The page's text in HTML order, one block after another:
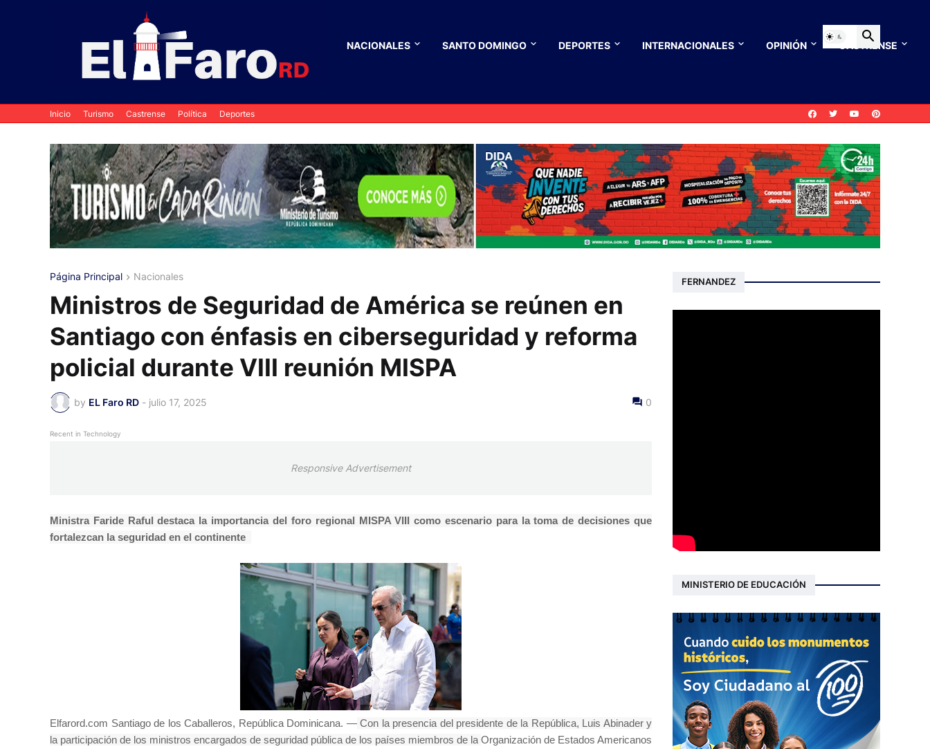
NACIONALES SANTO DOMINGO DEPORTES INTERNACIONALES OPINIÓN CASTRENSE
Inicio Turismo Castrense Política Deportes
Página Principal Nacionales
Ministros de Seguridad de América se reúnen en
Santiago con énfasis en ciberseguridad y reforma
policial durante VIII reunión MISPA
by EL Faro RD - julio 17, 2025 0
Recent in Technology
Responsive Advertisement
Ministra Faride Raful destaca la importancia del foro regional MISPA VIII como escenario para la toma de decisiones que
fortalezcan la seguridad en el continente
Elfarord.com Santiago de los Caballeros, República Dominicana. — Con la presencia del presidente de la República, Luis Abinader y
la participación de los ministros encargados de seguridad pública de los países miembros de la Organización de Estados Americanos
FERNANDEZ
MINISTERIO DE EDUCACIÓN